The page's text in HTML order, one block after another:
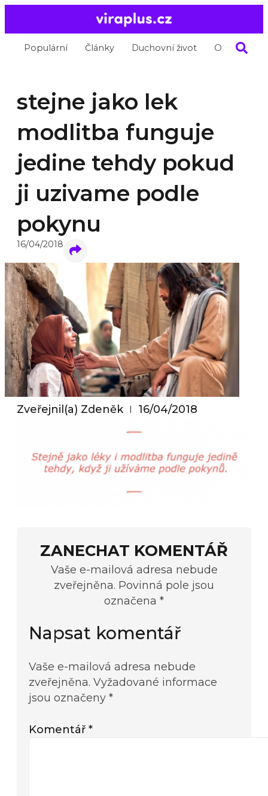
Populární Články Duchovní život O nás
stejne jako lek
modlitba funguje
jedine tehdy pokud
ji uzivame podle
pokynu
16/04/2018
Zveřejnil(a) Zdeněk 16/04/2018
ZANECHAT KOMENTÁŘ
Vaše e-mailová adresa nebude
zveřejněna. Povinná pole jsou
označena *
Napsat komentář
Vaše e-mailová adresa nebude
zveřejněna. Vyžadované informace
jsou označeny *
Komentář *